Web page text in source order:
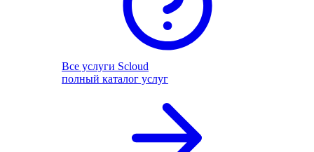
Все услуги Scloud
полный каталог услуг